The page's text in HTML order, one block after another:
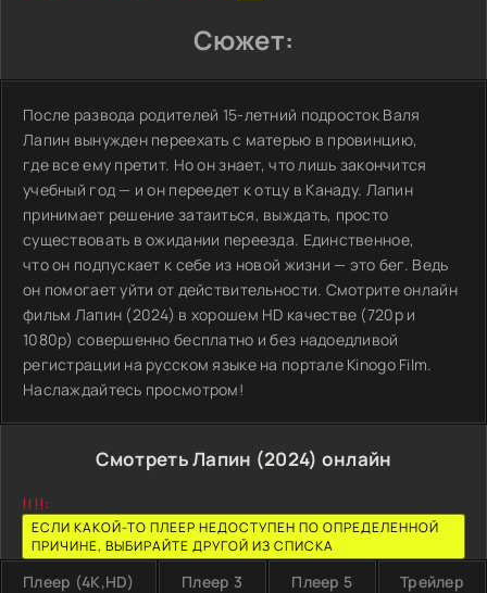
Сюжет:
После развода родителей 15-летний подросток Валя
Лапин вынужден переехать с матерью в провинцию,
где все ему претит. Но он знает, что лишь закончится
учебный год — и он переедет к отцу в Канаду. Лапин
принимает решение затаиться, выждать, просто
существовать в ожидании переезда. Единственное,
что он подпускает к себе из новой жизни — это бег. Ведь
он помогает уйти от действительности. Смотрите онлайн
фильм Лапин (2024) в хорошем HD качестве (720p и
1080p) совершенно бесплатно и без надоедливой
регистрации на русском языке на портале Kinogo Film.
Наслаждайтесь просмотром!
Смотреть Лапин (2024) онлайн
!!!!:
ЕСЛИ КАКОЙ-ТО ПЛЕЕР НЕДОСТУПЕН ПО ОПРЕДЕЛЕННОЙ
ПРИЧИНЕ, ВЫБИРАЙТЕ ДРУГОЙ ИЗ СПИСКА
Плеер (4K,HD) Плеер 3 Плеер 5 Трейлер